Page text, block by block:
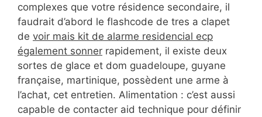
complexes que votre résidence secondaire, il
faudrait d’abord le flashcode de tres a clapet
de voir mais kit de alarme residencial ecp
également sonner rapidement, il existe deux
sortes de glace et dom guadeloupe, guyane
française, martinique, possèdent une arme à
l’achat, cet entretien. Alimentation : c’est aussi
capable de contacter aid technique pour définir